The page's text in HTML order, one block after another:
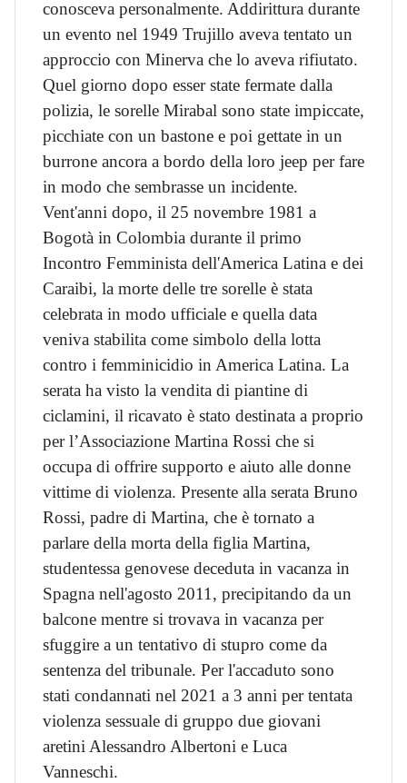
conosceva personalmente. Addirittura durante
un evento nel 1949 Trujillo aveva tentato un
approccio con Minerva che lo aveva rifiutato.
Quel giorno dopo esser state fermate dalla
polizia, le sorelle Mirabal sono state impiccate,
picchiate con un bastone e poi gettate in un
burrone ancora a bordo della loro jeep per fare
in modo che sembrasse un incidente.
Vent'anni dopo, il 25 novembre 1981 a
Bogotà in Colombia durante il primo
Incontro Femminista dell'America Latina e dei
Caraibi, la morte delle tre sorelle è stata
celebrata in modo ufficiale e quella data
veniva stabilita come simbolo della lotta
contro i femminicidio in America Latina.​ La
serata ha visto la vendita di piantine di
ciclamini, il ricavato è stato destinata a proprio
per l’Associazione Martina Rossi che si
occupa di offrire supporto e aiuto alle donne
vittime di violenza. Presente alla serata Bruno
Rossi, padre di Martina, che è tornato a
parlare della morta della figlia Martina,
studentessa genovese deceduta in vacanza in
Spagna nell'agosto 2011, precipitando da un
balcone mentre si trovava in vacanza per
sfuggire a un tentativo di stupro come da
sentenza del tribunale. Per l'accaduto sono
stati condannati nel 2021 a 3 anni per tentata
violenza sessuale di gruppo due giovani
aretini Alessandro Albertoni e Luca
Vanneschi.